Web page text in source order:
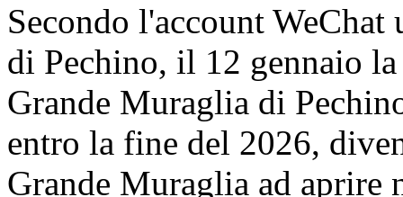
Secondo l'account
di Pechino, il 12 gennaio
Grande Muraglia di
entro la fine del 2026,
Grande Muraglia ad aprire